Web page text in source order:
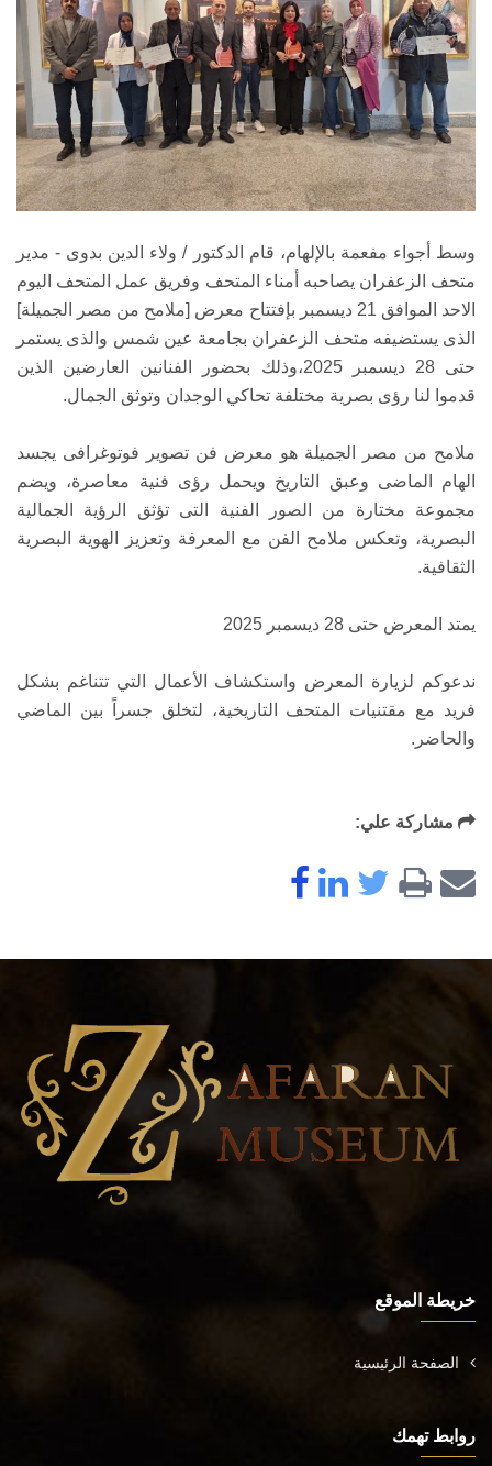
وسط أجواء مفعمة بالإلهام، قام الدكتور / ولاء الدين بدوى - مدير
متحف الزعفران يصاحبه أمناء المتحف وفريق عمل المتحف اليوم
الاحد الموافق 21 ديسمبر بإفتتاح معرض [ملامح من مصر الجميلة]
الذى يستضيفه متحف الزعفران بجامعة عين شمس والذى يستمر
حتى 28 ديسمبر 2025،وذلك بحضور الفنانين العارضين الذين
قدموا لنا رؤى بصرية مختلفة تحاكي الوجدان وتوثق الجمال.
ملامح من مصر الجميلة هو معرض فن تصوير فوتوغرافى يجسد
الهام الماضى وعبق التاريخ ويحمل رؤى فنية معاصرة، ويضم
مجموعة مختارة من الصور الفنية التى تؤثق الرؤية الجمالية
البصرية، وتعكس ملامح الفن مع المعرفة وتعزيز الهوية البصرية
الثقافية.
يمتد المعرض حتى 28 ديسمبر 2025
ندعوكم لزيارة المعرض واستكشاف الأعمال التي تتناغم بشكل
فريد مع مقتنيات المتحف التاريخية، لتخلق جسراً بين الماضي
والحاضر.
مشاركة علي:
خريطة الموقع
الصفحة الرئيسية
روابط تهمك